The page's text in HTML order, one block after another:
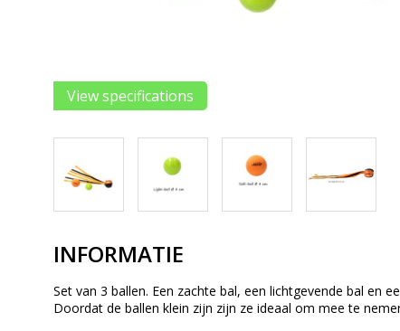
View specifications
INFORMATIE
Set van 3 ballen. Een zachte bal, een lichtgevende bal en
Doordat de ballen klein zijn zijn ze ideaal om mee te